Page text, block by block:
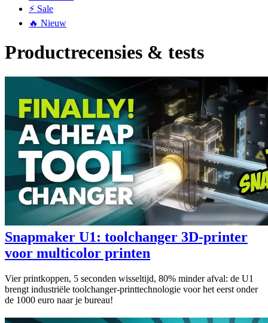
⚡ Sale
🔥 Nieuw
Productrecensies & tests
Snapmaker U1: toolchanger 3D-printer
voor multicolor printen
Vier printkoppen, 5 seconden wisseltijd, 80% minder afval: de U1
brengt industriële toolchanger-printtechnologie voor het eerst onder
de 1000 euro naar je bureau!